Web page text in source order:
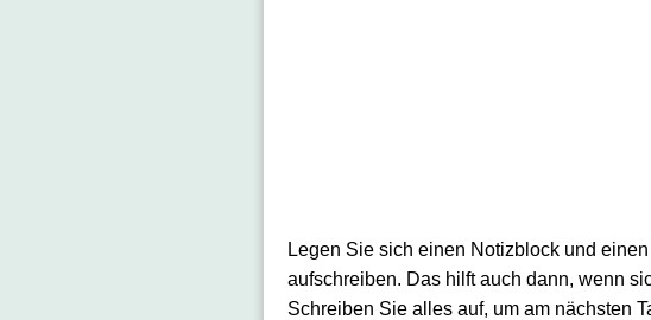
Legen Sie sich einen Notizblock und
aufschreiben. Das hilft auch dann, wenn
Schreiben Sie alles auf, um am nächsten